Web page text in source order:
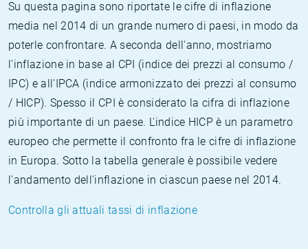
Su questa pagina sono riportate le cifre di inflazione
media nel 2014 di un grande numero di paesi, in modo da
poterle confrontare. A seconda dell'anno, mostriamo
l'inflazione in base al CPI (indice dei prezzi al consumo /
IPC) e all'IPCA (indice armonizzato dei prezzi al consumo
/ HICP). Spesso il CPI è considerato la cifra di inflazione
più importante di un paese. L'indice HICP è un parametro
europeo che permette il confronto fra le cifre di inflazione
in Europa. Sotto la tabella generale è possibile vedere
l'andamento dell'inflazione in ciascun paese nel 2014.
Controlla gli attuali tassi di inflazione